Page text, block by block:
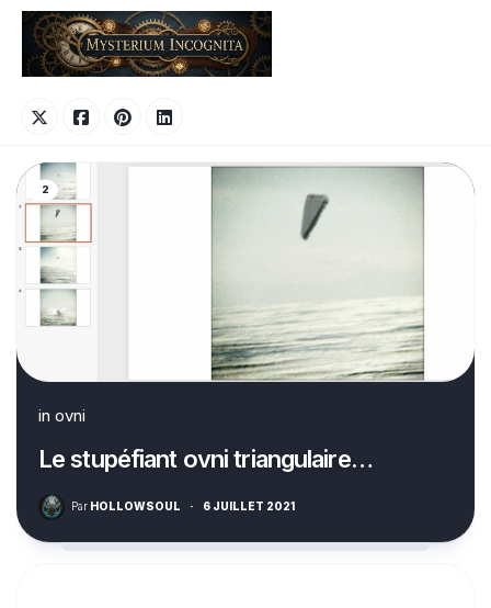
Skip
content
2
in ovni
Le stupéfiant ovni triangulaire…
Par HOLLOWSOUL · 6 JUILLET 2021